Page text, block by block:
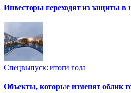
Инвесторы переходят из защиты в
Спецвыпуск: итоги года
Объекты, которые изменят облик